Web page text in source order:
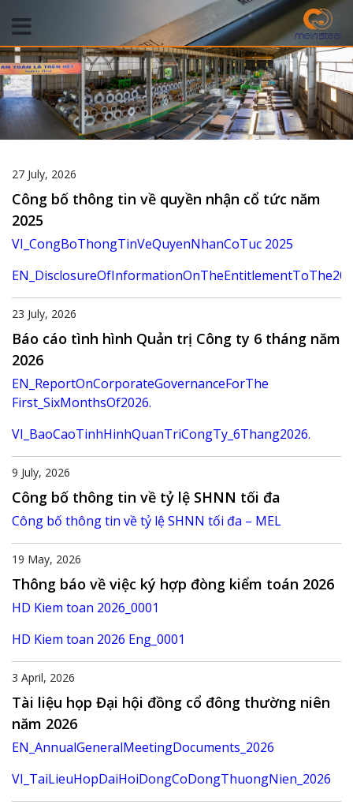
27 July, 2026
Công bố thông tin về quyền nhận cổ tức năm
2025
VI_CongBoThongTinVeQuyenNhanCoTuc 2025
23 July, 2026
Báo cáo tình hình Quản trị Công ty 6 tháng năm
2026
EN_ReportOnCorporateGovernanceForThe
First_SixMonthsOf2026.
VI_BaoCaoTinhHinhQuanTriCongTy_6Thang2026.
9 July, 2026
Công bố thông tin về tỷ lệ SHNN tối đa
Công bố thông tin về tỷ lệ SHNN tối đa – MEL
19 May, 2026
Thông báo về việc ký hợp đòng kiểm toán 2026
HD Kiem toan 2026_0001
HD Kiem toan 2026 Eng_0001
3 April, 2026
Tài liệu họp Đại hội đồng cổ đông thường niên
năm 2026
EN_AnnualGeneralMeetingDocuments_2026
VI_TaiLieuHopDaiHoiDongCoDongThuongNien_2026